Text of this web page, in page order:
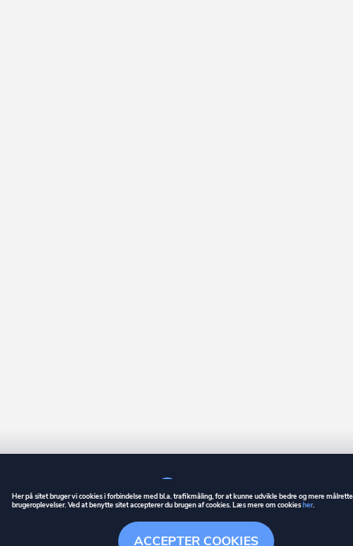
ACCEPTER COOKIES
Her på sitet bruger vi cookies i forbindelse med bl.a. trafikmåling, for at kunne udvikle bedre og mere
brugeroplevelser. Ved at benytte sitet accepterer du brugen af cookies. Læs mere om cookiesher.